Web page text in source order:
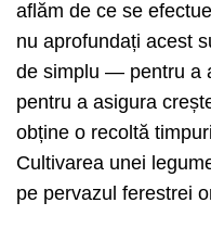
aflăm de ce se
nu aprofundați acest
de simplu — pentru a
pentru a asigura
obține o recoltă
Cultivarea unei
pe pervazul ferestrei